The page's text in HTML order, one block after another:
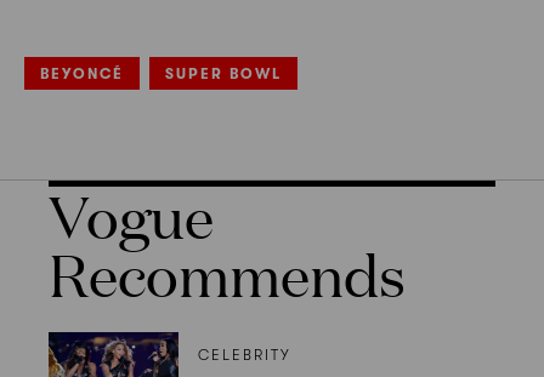
BEYONCÉ SUPER BOWL
Vogue
Recommends
CELEBRITY